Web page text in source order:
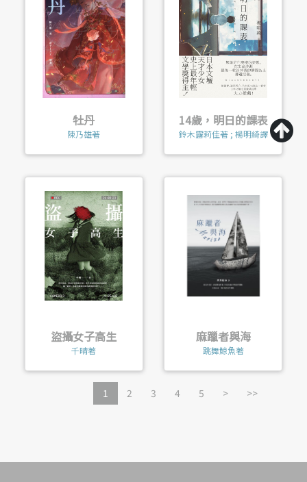
牡丹
陳乃雄著
14歲，明日的課表
鈴木露莉佳著 ; 楊明綺譯
盜攝女子高生
千晴著
麻躐者與海
跳舞鯨魚著
1 2 3 4 5 > >>